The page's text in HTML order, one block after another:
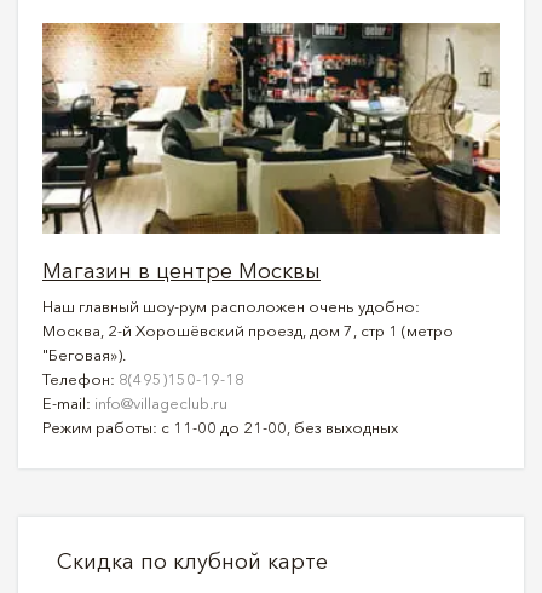
Магазин в центре Москвы
Наш главный шоу-рум расположен очень удобно:
Москва, 2-й Хорошёвский проезд, дом 7, стр 1 (метро
"Беговая»).
Телефон: 8(495)150-19-18
E-mail: info@villageclub.ru
Режим работы: с 11-00 до 21-00, без выходных
Скидка по клубной карте